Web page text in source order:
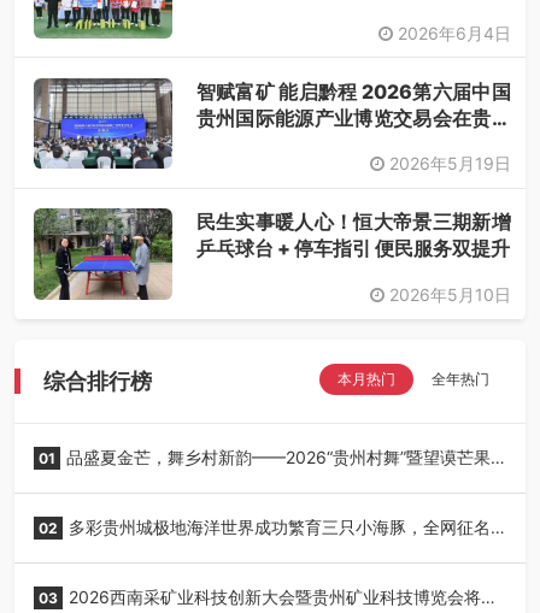
2026年6月4日
智赋富矿 能启黔程 2026第六届中国
贵州国际能源产业博览交易会在贵阳
2026年5月19日
民生实事暖人心！恒大帝景三期新增
乒乓球台 + 停车指引 便民服务双提升
2026年5月10日
综合排行榜 本月热门 全年热门
01 品盛夏金芒，舞乡村新韵——2026“贵州村舞”暨望谟芒果
02 多彩贵州城极地海洋世界成功繁育三只小海豚，全网征名
03 2026西南采矿业科技创新大会暨贵州矿业科技博览会将在